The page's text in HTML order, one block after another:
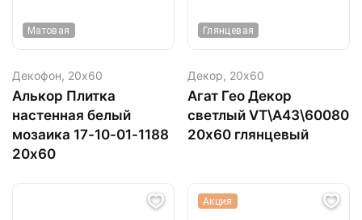
Матовая
Декофон, 20х60
Алькор Плитка
настенная белый
мозаика 17-10-01-1188
20х60
Глянцевая
Декор, 20х60
Агат Гео Декор
светлый VT\A43\60080
20х60 глянцевый
Акция